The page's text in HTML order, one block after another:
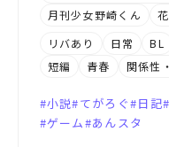
月刊少女野崎くん
リバあり
日常 BL
短編
青春 関係性
小説 てがろぐ 日記
ゲーム
あんスタ